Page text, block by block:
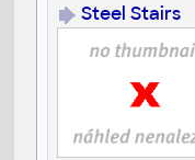
Steel Stairs